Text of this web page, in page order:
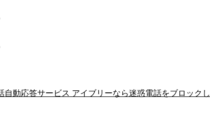
動応答サービス アイブリーなら迷惑電話をブロックし